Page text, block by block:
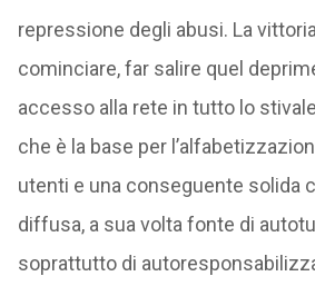
repressione degli abusi. La
cominciare, far salire quel
accesso alla rete in tutto lo
che è la base per
utenti e una conseguente solida
diffusa, a sua volta fonte di
soprattutto di